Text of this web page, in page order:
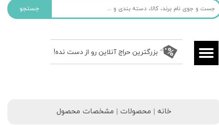
جستجو
بزرگترین حراج آنلاین رو از دست نده!
خانه | محصولات | مشخصات محصول